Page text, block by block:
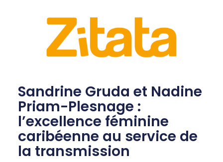
Sandrine Gruda et Nadine
Priam-Plesnage :
l’excellence féminine
caribéenne au service de
la transmission